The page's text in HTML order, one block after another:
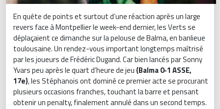
En quête de points et surtout d’une réaction après un large
revers face à Montpellier le week-end dernier, les Verts se
déplaçaient ce dimanche sur la pelouse de Balma, en banlieue
toulousaine. Un rendez-vous important longtemps maîtrisé
par les joueurs de Frédéric Dugand. Car bien lancés par Sonny
Yvars peu après le quart d’heure de jeu (Balma 0-1 ASSE,
17e), les Stéphanois ont dominé ce premier acte se procurant
plusieurs occasions franches, touchant la barre et pensant
obtenir un penalty, finalement annulé dans un second temps.